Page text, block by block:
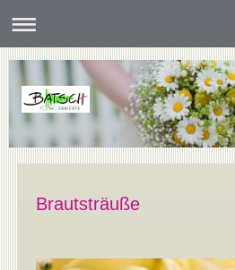
Brautsträuße